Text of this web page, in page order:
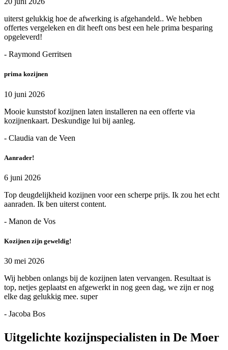
uiterst gelukkig hoe de afwerking is afgehandeld.. We hebben
offertes vergeleken en dit heeft ons best een hele prima besparing
opgeleverd!
- Raymond Gerritsen
prima kozijnen
10 juni 2026
Mooie kunststof kozijnen laten installeren na een offerte via
kozijnenkaart. Deskundige lui bij aanleg.
- Claudia van de Veen
Aanrader!
6 juni 2026
Top deugdelijkheid kozijnen voor een scherpe prijs. Ik zou het echt
aanraden. Ik ben uiterst content.
- Manon de Vos
Kozijnen zijn geweldig!
30 mei 2026
Wij hebben onlangs bij de kozijnen laten vervangen. Resultaat is
top, netjes geplaatst en afgewerkt in nog geen dag, we zijn er nog
elke dag gelukkig mee. super
- Jacoba Bos
Uitgelichte kozijnspecialisten in De Moer